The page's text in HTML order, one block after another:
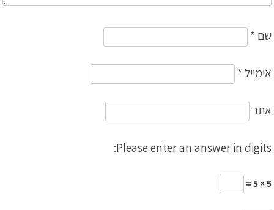
שם *
אימייל*
אתר
Please enter an answer in digits:
5 × 5 =